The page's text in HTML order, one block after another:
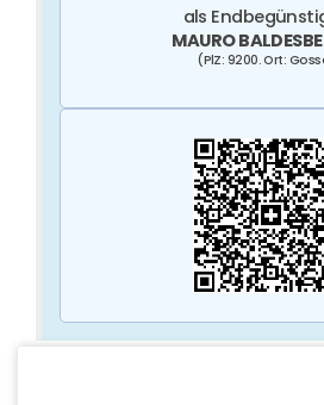
als
MAURO
(PlZ: 9200. Ort: